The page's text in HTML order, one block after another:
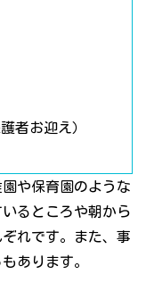
者お迎え）
や保育園のような
るところや朝から
れです。また、事
あります。